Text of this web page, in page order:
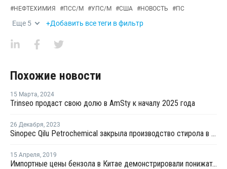
#НЕФТЕХИМИЯ #ПСС/М #УПС/М #США #НОВОСТЬ #ПС
Еще 5 +Добавить все теги в фильтр
Похожие новости
15 Марта, 2024
Trinseo продаст свою долю в AmSty к началу 2025 года
26 Декабря, 2023
Sinopec Qilu Petrochemical закрыла производство стирола в Китае на ремонт
15 Апреля, 2019
Импортные цены бензола в Китае демонстрировали понижательный тренд на прошлой неделе